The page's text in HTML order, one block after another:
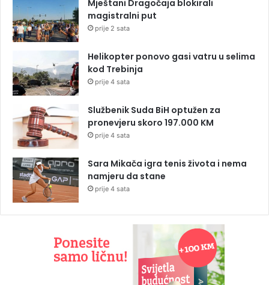
Mještani Dragočaja blokirali
magistralni put
prije 2 sata
Helikopter ponovo gasi vatru u selima
kod Trebinja
prije 4 sata
Službenik Suda BiH optužen za
pronevjeru skoro 197.000 KM
prije 4 sata
Sara Mikača igra tenis života i nema
namjeru da stane
prije 4 sata